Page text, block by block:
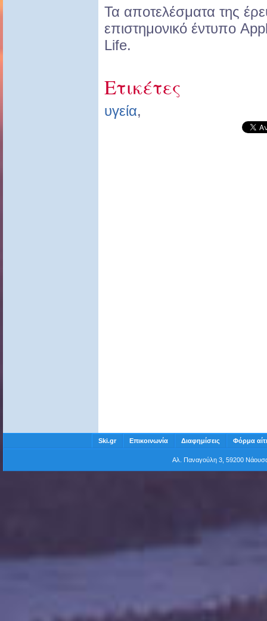
Τα αποτελέσματα της
επιστημονικό έντυπο
Life.
Ετικέτες
υγεία,
Ski.gr Επικοινωνία Διαφημίσεις Φόρμα
Αλ. Παναγούλη 3, 59200